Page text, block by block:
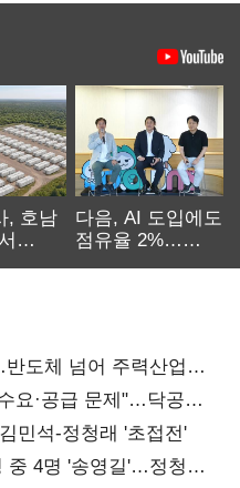
, 호남
다음, AI 도입에도
점유율 2%…
도체 넘어 주력산업
요·공급 문제"…닥공
민석-정청래 '초접전'
중 4명 '송영길'…정청래